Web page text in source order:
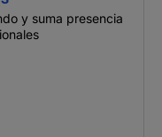
y suma presencia